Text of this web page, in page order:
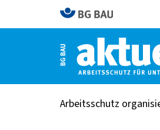
Arbeitsschutz